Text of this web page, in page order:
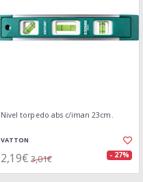
Nivel torpedo abs c/iman 23cm.
VATTON
2,19€ 3,01€ - 27%